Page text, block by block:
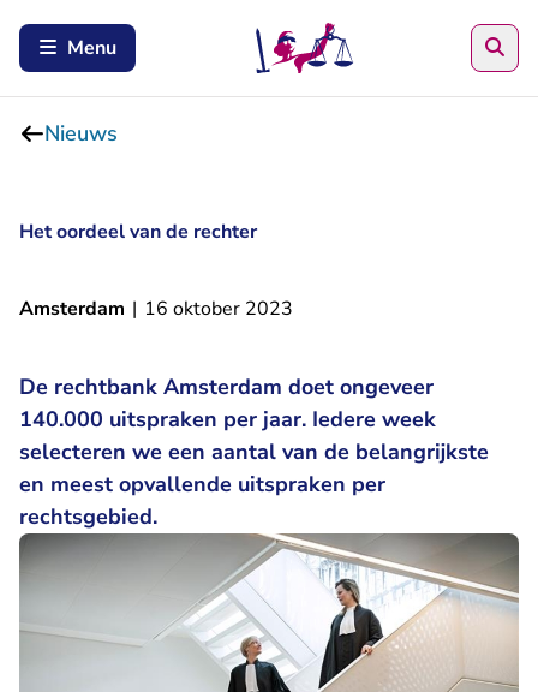
Menu
Nieuws
Het oordeel van de rechter
Amsterdam | 16 oktober 2023
De rechtbank Amsterdam doet ongeveer
140.000 uitspraken per jaar. Iedere week
selecteren we een aantal van de belangrijkste
en meest opvallende uitspraken per
rechtsgebied.